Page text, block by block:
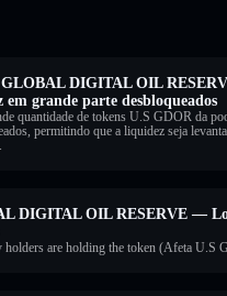
GLOBAL DIGITAL OIL
em grande parte desbloqueados
quantidade de tokens U.S GDOR da
permitindo que a liquidez seja
DIGITAL OIL RESERVE —
holders are holding the token (Afeta U.S